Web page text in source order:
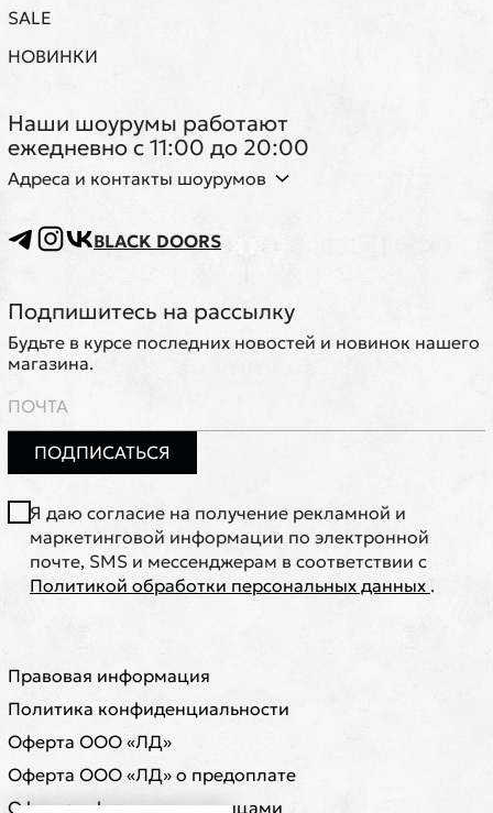
SALE
НОВИНКИ
Наши шоурумы работают
ежедневно с 11:00 до 20:00
Адреса и контакты шоурумов
BLACK DOORS
Подпишитесь на рассылку
Будьте в курсе последних новостей и новинок нашего
магазина.
ПОДПИСАТЬСЯ
Я даю согласие на получение рекламной и
маркетинговой информации по электронной
почте, SMS и мессенджерам в соответствии с
Политикой обработки персональных данных .
Правовая информация
Политика конфиденциальности
Оферта ООО «ЛД»
Оферта ООО «ЛД» о предоплате
Оферта с физическими лицами